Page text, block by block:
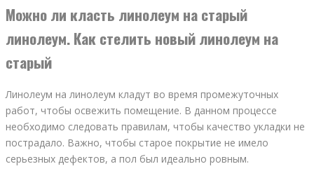
Можно ли класть линолеум на старый
линолеум. Как стелить новый линолеум на
старый
Линолеум на линолеум кладут во время промежуточных
работ, чтобы освежить помещение. В данном процессе
необходимо следовать правилам, чтобы качество укладки не
пострадало. Важно, чтобы старое покрытие не имело
серьезных дефектов, а пол был идеально ровным.